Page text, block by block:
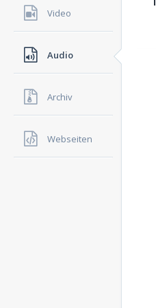
Video
Audio
Archiv
Webseiten